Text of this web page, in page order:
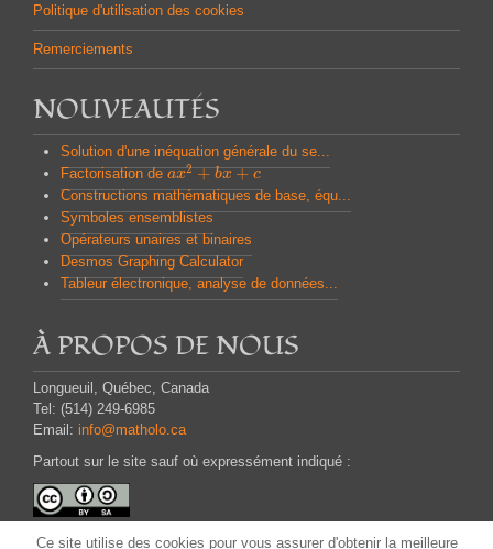
Politique d'utilisation des cookies
Remerciements
NOUVEAUTÉS
Solution d'une inéquation générale du se...
Factorisation deax2 + bx + c
ax2+bx +c
Constructions mathématiques de base, équ...
Symboles ensemblistes
Opérateurs unaires et binaires
Desmos Graphing Calculator
Tableur électronique, analyse de données...
À PROPOS DE NOUS
Longueuil, Québec, Canada
Tel: (514) 249-6985
Email: info@matholo.ca
Partout sur le site sauf où expressément indiqué :
Attribution - Partage dans les Mêmes Conditions
Ce site utilise des cookies pour vous assurer d'obtenir la meilleure